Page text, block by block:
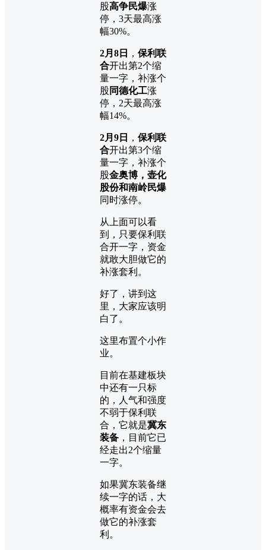
股高争民爆涨
停，3天最高涨
幅30%。
2月8日 ， 保利联
合开出第2个缩
量一字，补涨个
股 同德化工涨
停，2天最高涨
幅14%。
2月9日 ， 保利联
合开出第3个缩
量一字，补涨个
股金奥博，壶化
股份和南岭民爆
同时涨停。
从上面可以看
到，只要保利联
合开一字，资金
就敢大胆做它的
补涨套利。
好了，讲到这
里，大家应该明
白了。
这里布置个小作
业。
目前在基建板块
中还有一只标
的，人气和强度
不弱于保利联
合，它就是冀东
装备 ，目前它已
经走出2个缩量
一字。
如果冀东装备继
续一字的话，大
概率有资金会去
做它的补涨套
利。